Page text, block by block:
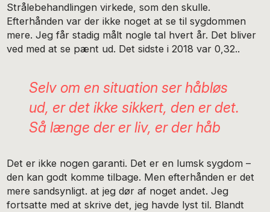
Strålebehandlingen virkede, som den skulle.
Efterhånden var der ikke noget at se til sygdommen
mere. Jeg får stadig målt nogle tal hvert år. Det bliver
ved med at se pænt ud. Det sidste i 2018 var 0,32..
Selv om en situation ser håbløs
ud, er det ikke sikkert, den er det.
Så længe der er liv, er der håb
Det er ikke nogen garanti. Det er en lumsk sygdom –
den kan godt komme tilbage. Men efterhånden er det
mere sandsynligt. at jeg dør af noget andet. Jeg
fortsatte med at skrive det, jeg havde lyst til. Blandt